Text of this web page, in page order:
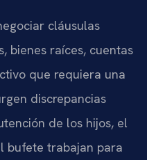
cláusulas
bienes raíces, cuentas
que requiera una
discrepancias
de los hijos, el
bufete trabajan para